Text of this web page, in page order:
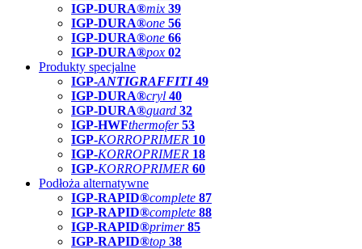
IGP-DURA®mix 39
IGP-DURA®one 56
IGP-DURA®one 66
IGP-DURA®pox 02
Produkty specjalne
IGP-ANTIGRAFFITI49
IGP-DURA®cryl 40
IGP-DURA®guard 32
IGP-HWFthermofer 53
IGP-KORROPRIMER 10
IGP-KORROPRIMER 18
IGP-KORROPRIMER 60
Podłoża alternatywne
IGP-RAPID®complete 87
IGP-RAPID®complete 88
IGP-RAPID®primer 85
IGP-RAPID®top 38